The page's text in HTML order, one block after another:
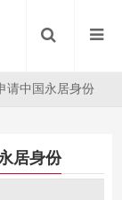
请中国永居身份
居身份